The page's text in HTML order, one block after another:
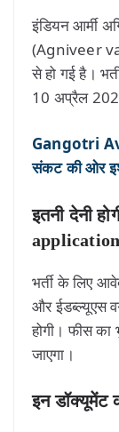
इंडियन आर्मी
(Agniveer
से हो गई है।
10 अप्रैल
Gangotri
संकट की ओर
इतनी देनी
भर्ती के लिए
और ईडब्ल्यूएस
होगी। फीस
जाएगा।
इन डॉक्यूमेंट